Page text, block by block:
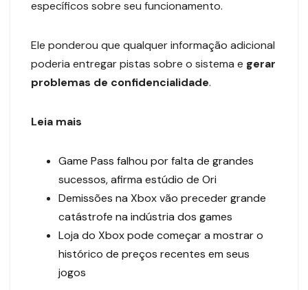
específicos sobre seu funcionamento.
Ele ponderou que qualquer informação adicional
poderia entregar pistas sobre o sistema e gerar
problemas de confidencialidade.
Leia mais
Game Pass falhou por falta de grandes
sucessos, afirma estúdio de Ori
Demissões na Xbox vão preceder grande
catástrofe na indústria dos games
Loja do Xbox pode começar a mostrar o
histórico de preços recentes em seus
jogos